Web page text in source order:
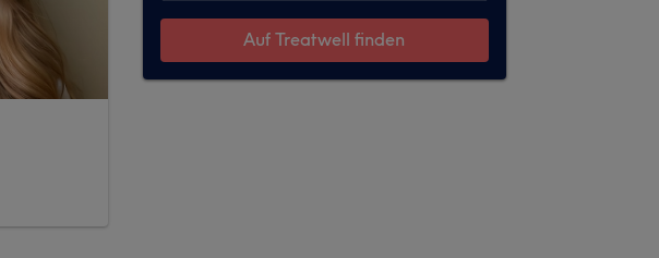
Auf Treatwell finden